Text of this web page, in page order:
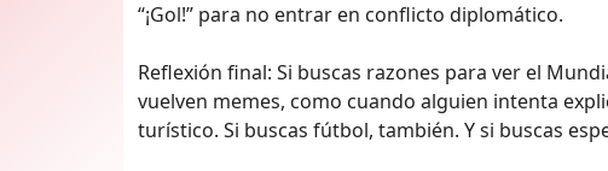
“¡Gol!” para no entrar en conflicto diplomático.
Reflexión final: Si buscas razones para ver el
vuelven memes, como cuando alguien intenta
turístico. Si buscas fútbol, también. Y si buscas